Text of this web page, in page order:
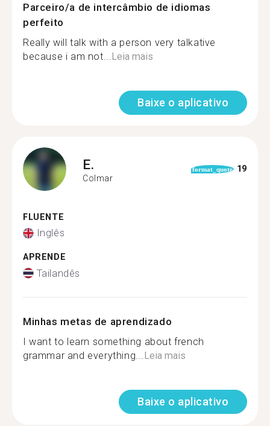
Parceiro/a de intercâmbio de idiomas
perfeito
Really will talk with a person very talkative
because i am not... Leia mais
Baixe o aplicativo
E.
Colmar
format_quote 19
FLUENTE
Inglês
APRENDE
Tailandês
Minhas metas de aprendizado
I want to learn something about french
grammar and everything... Leia mais
Baixe o aplicativo